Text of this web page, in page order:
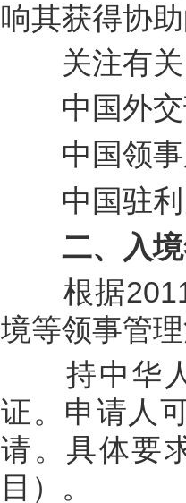
响其获得协
关注有关
中国外交
中国领事
中国驻利
二、入
根据2011
境等领事管
持中华人
证。申请人
请。具体要
目）。